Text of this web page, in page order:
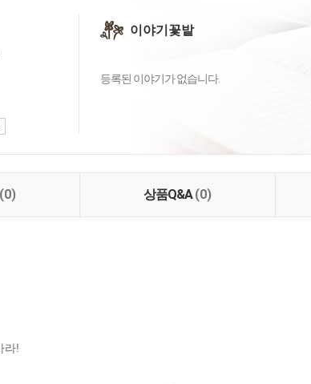
이야기꽃밭
등록된 이야기가 없습니다.
(0) 상품Q&A(0)
라!